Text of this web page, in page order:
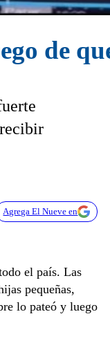
de
Agrega El Nueve en
el país. Las
pequeñas,
lo pateó y luego